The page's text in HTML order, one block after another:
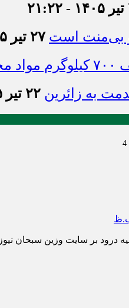
و بی‌منت است ۲۷ تیر ۱۴۰۵ - ۲۰:۱۷
به زائرین ۲۲ تیر ۱۴۰۵ - ۱:۳۱
درود بر سایت وزین سبحان نیوز